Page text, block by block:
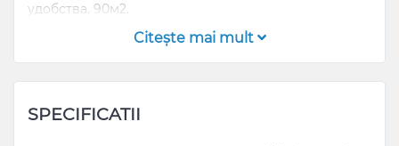
удобства, 90м2.
Citeşte mai mult
SPECIFICATII